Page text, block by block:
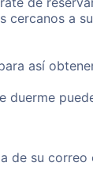
a
así
de su